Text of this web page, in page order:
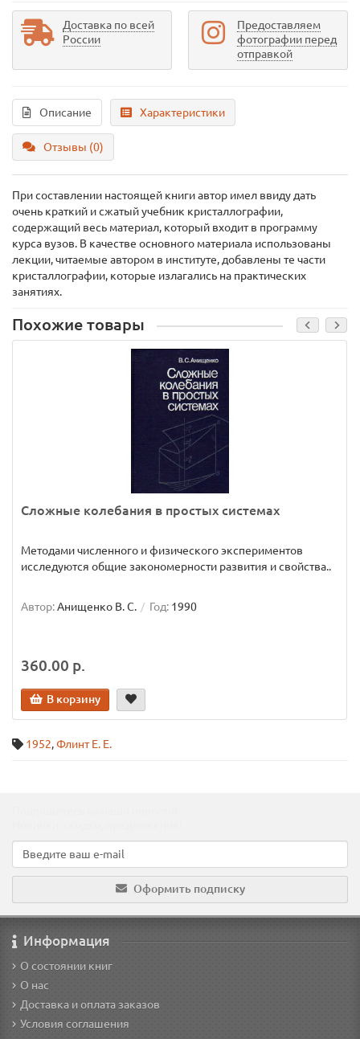
Доставка по всей
России
Предоставляем
фотографии перед
отправкой
Описание Характеристики
Отзывы (0)
При составлении настоящей книги автор имел ввиду дать
очень краткий и сжатый учебник кристаллографии,
содержащий весь материал, который входит в программу
курса вузов. В качестве основного материала использованы
лекции, читаемые автором в институте, добавлены те части
кристаллографии, которые излагались на практических
занятиях.
Похожие товары
Сложные колебания в простых системах
Методами численного и физического экспериментов
исследуются общие закономерности развития и свойства..
Автор:Анищенко В. С. Год: 1990
360.00 р.
В корзину
1952,Флинт Е. Е.
Оформить подписку
Информация
О состоянии книг
О нас
Доставка и оплата заказов
Условия соглашения